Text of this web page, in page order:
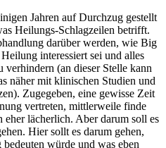
Jahren auf Durchzug gestellt
Heilungs-Schlagzeilen betrifft.
darüber werden, wie Big
interessiert sei und alles
(an dieser Stelle kann
näher mit klinischen Studien und
Zugegeben, eine gewisse Zeit
vertreten, mittlerweile finde
eher lächerlich. Aber darum soll es
Hier sollt es darum gehen,
würde und was eben